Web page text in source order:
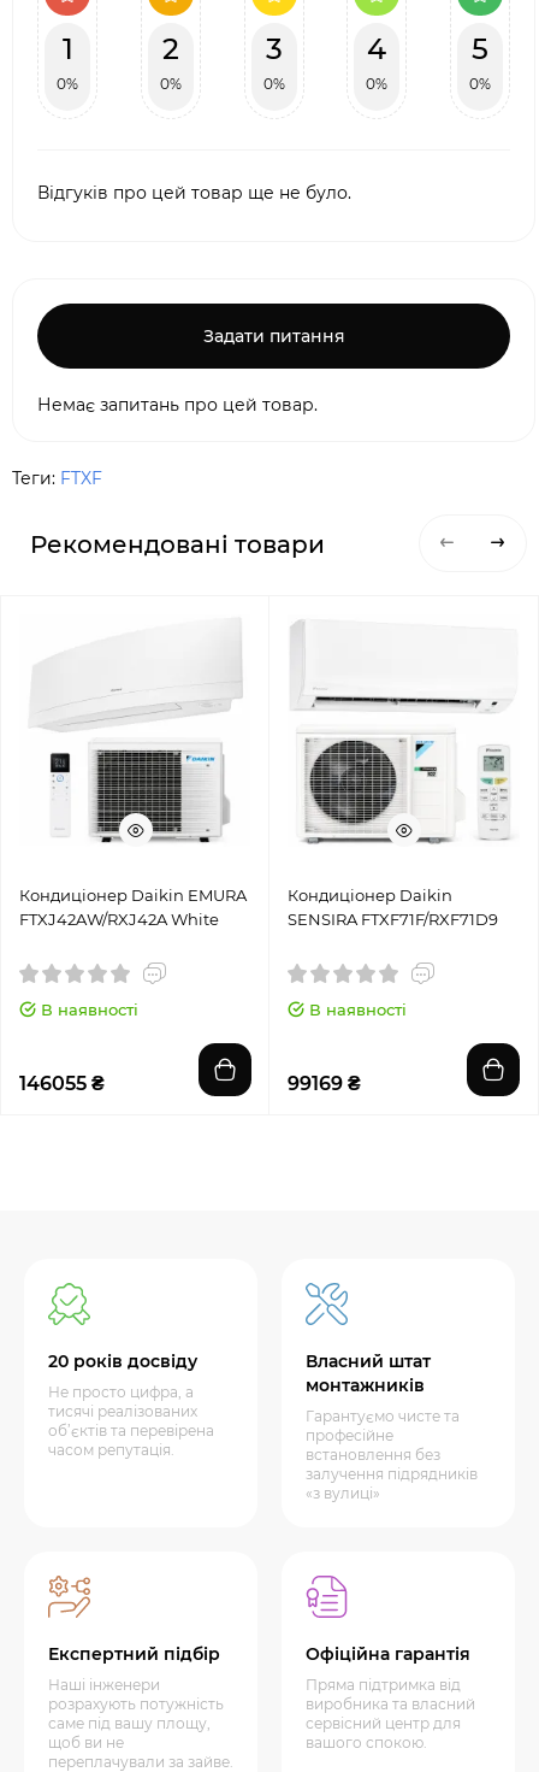
1
0%
2
0%
3
0%
4
0%
5
0%
Відгуків про цей товар ще не було.
Задати питання
Немає запитань про цей товар.
Теги: FTXF
Рекомендовані товари
Кондиціонер Daikin EMURA
FTXJ42AW/RXJ42A White
В наявності
146055 ₴
Кондиціонер Daikin
SENSIRA FTXF71F/RXF71D9
В наявності
99169 ₴
20 років досвіду
Не просто цифра, а
тисячі реалізованих
об’єктів та перевірена
часом репутація.
Власний штат
монтажників
Гарантуємо чисте та
професійне
встановлення без
залучення підрядників
«з вулиці»
Експертний підбір
Наші інженери
розрахують потужність
саме під вашу площу,
щоб ви не
переплачували за зайве.
Офіційна гарантія
Пряма підтримка від
виробника та власний
сервісний центр для
вашого спокою.